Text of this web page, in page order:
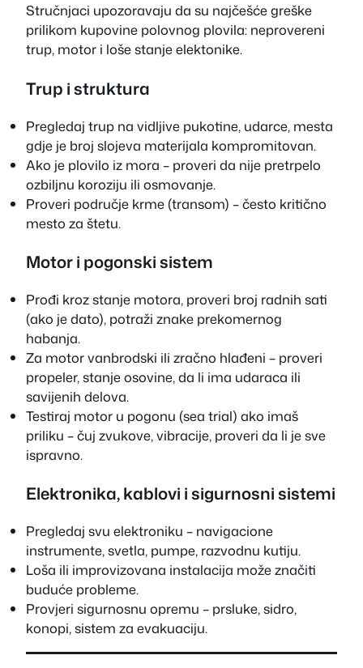
Stručnjaci upozoravaju da su najčešće greške
prilikom kupovine polovnog plovila: neprovereni
trup, motor i loše stanje elektonike.
Trup i struktura
Pregledaj trup na vidljive pukotine, udarce, mesta
gdje je broj slojeva materijala kompromitovan.
Ako je plovilo iz mora – proveri da nije pretrpelo
ozbiljnu koroziju ili osmo­vanje.
Proveri područje krme (transom) – često kritično
mesto za štetu.
Motor i pogonski sistem
Prođi kroz stanje motora, proveri broj radnih sati
(ako je dato), potraži znake prekomernog
habanja.
Za motor vanbrodski ili zračno hlađeni – proveri
propeler, stanje osovine, da li ima udaraca ili
savijenih delova.
Testiraj motor u pogonu (sea trial) ako imaš
priliku – čuj zvukove, vibracije, proveri da li je sve
ispravno.
Elektronika, kablovi i sigurnosni sistemi
Pregledaj svu elektroniku – navigacione
instrumente, svetla, pumpe, razvodnu kutiju.
Loša ili improvizovana instalacija može značiti
buduće probleme.
Provjeri sigurnosnu opremu – prsluke, sidro,
konopi, sistem za evakuaciju.